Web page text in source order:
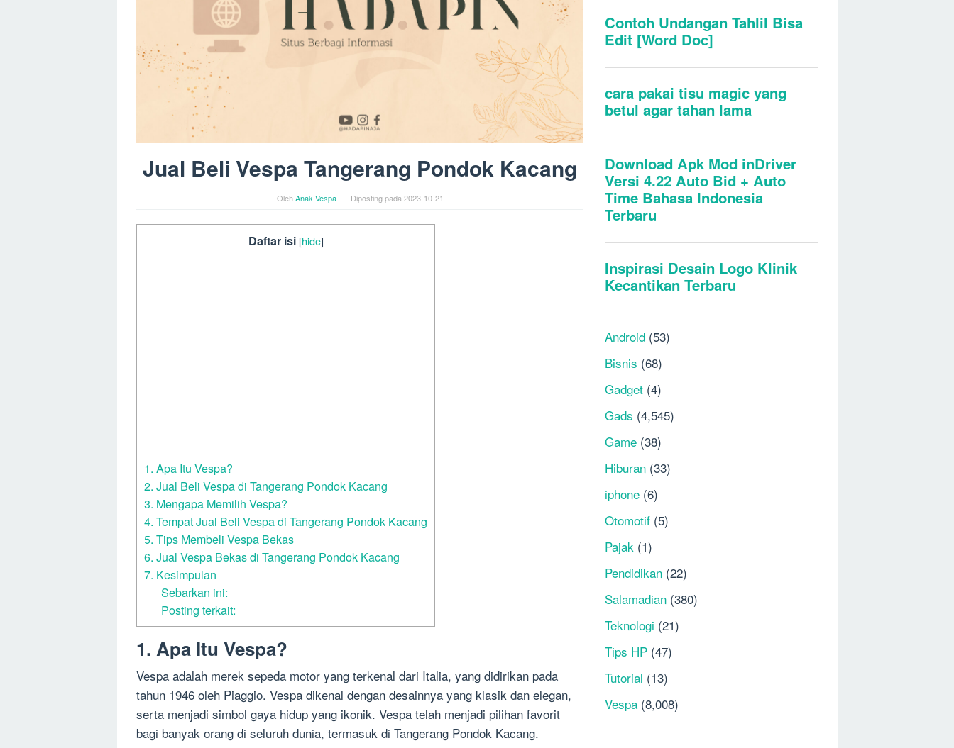
Jual Beli Vespa Tangerang Pondok Kacang
OlehAnak Vespa Diposting pada2023-10-21
Daftar isi [hide]
1. Apa Itu Vespa?
2. Jual Beli Vespa di Tangerang Pondok Kacang
3. Mengapa Memilih Vespa?
4. Tempat Jual Beli Vespa di Tangerang Pondok Kacang
5. Tips Membeli Vespa Bekas
6. Jual Vespa Bekas di Tangerang Pondok Kacang
7. Kesimpulan
Sebarkan ini:
Posting terkait:
1. Apa Itu Vespa?
Vespa adalah merek sepeda motor yang terkenal dari Italia, yang didirikan pada
tahun 1946 oleh Piaggio. Vespa dikenal dengan desainnya yang klasik dan elegan,
serta menjadi simbol gaya hidup yang ikonik. Vespa telah menjadi pilihan favorit
bagi banyak orang di seluruh dunia, termasuk di Tangerang Pondok Kacang.
Android (53)
Bisnis (68)
Gadget (4)
Gads (4,545)
Game (38)
Hiburan (33)
iphone (6)
Otomotif (5)
Pajak (1)
Pendidikan (22)
Salamadian (380)
Teknologi (21)
Tips HP (47)
Tutorial (13)
Vespa (8,008)